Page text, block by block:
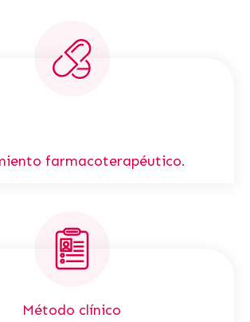
farmacoterapéutico.
Método clínico